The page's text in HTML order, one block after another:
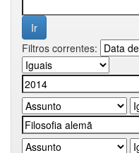
Filtros correntes: